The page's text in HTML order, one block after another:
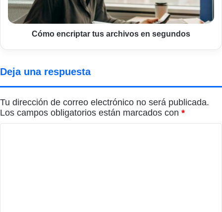
Cómo encriptar tus archivos en segundos
Deja una respuesta
Tu dirección de correo electrónico no será publicada.
Los campos obligatorios están marcados con *